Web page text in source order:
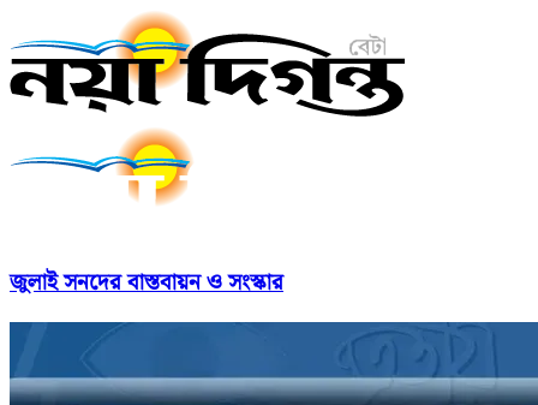
জুলাই সনদের বাস্তবায়ন ও সংস্কার